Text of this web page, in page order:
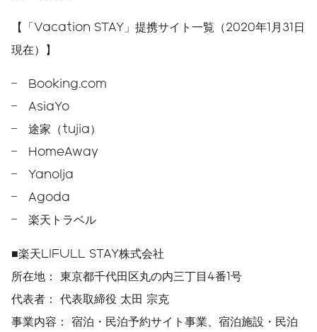
【「Vacation STAY」提携サイト一覧（2020年1月31日
現在）】
Booking.com
AsiaYo
途家（tujia）
HomeAway
Yanolja
Agoda
楽天トラベル
■楽天LIFULL STAY株式会社
所在地： 東京都千代田区丸の内三丁目4番1号
代表者： 代表取締役 太田 宗克
事業内容： 宿泊・民泊予約サイト事業、宿泊施設・民泊